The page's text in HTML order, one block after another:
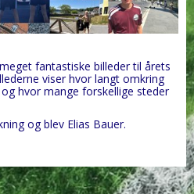
fantastiske billeder til årets
viser hvor langt omkring
hvor mange forskellige steder
og blev Elias Bauer.